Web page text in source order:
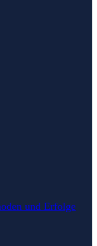
und Erfolge